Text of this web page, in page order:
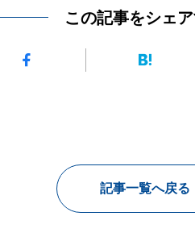
この記事をシェ
記事一覧へ戻る